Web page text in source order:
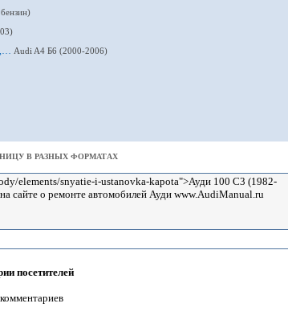
Audi A4 Б6 (2000-2006)
В РАЗНЫХ ФОРМАТАХ
посетителей